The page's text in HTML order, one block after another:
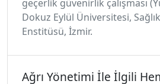
geçerlik güvenirlik çalışması
Dokuz Eylül Üniversitesi,
Enstitüsü, İzmir.
Ağrı Yönetimi İle İlgili